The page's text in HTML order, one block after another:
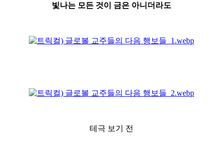
빛나는 모든 것이 금은 아니더라도
테극 보기 전